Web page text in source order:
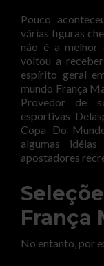
Pouco
várias figuras
não é a melhor
voltou a
espírito geral
mundo França
Provedor de
esportivas
Copa Do
algumas
apostadores
França
No entanto, por